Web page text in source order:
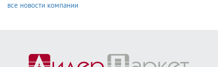
все новости компании